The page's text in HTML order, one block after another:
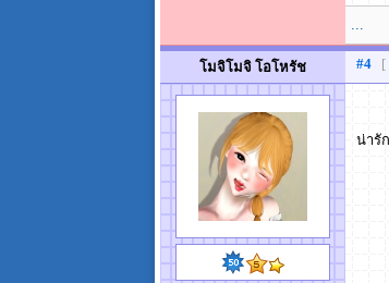
...
โมจิโมจิ โอโหรัช #4 [
น่ารั